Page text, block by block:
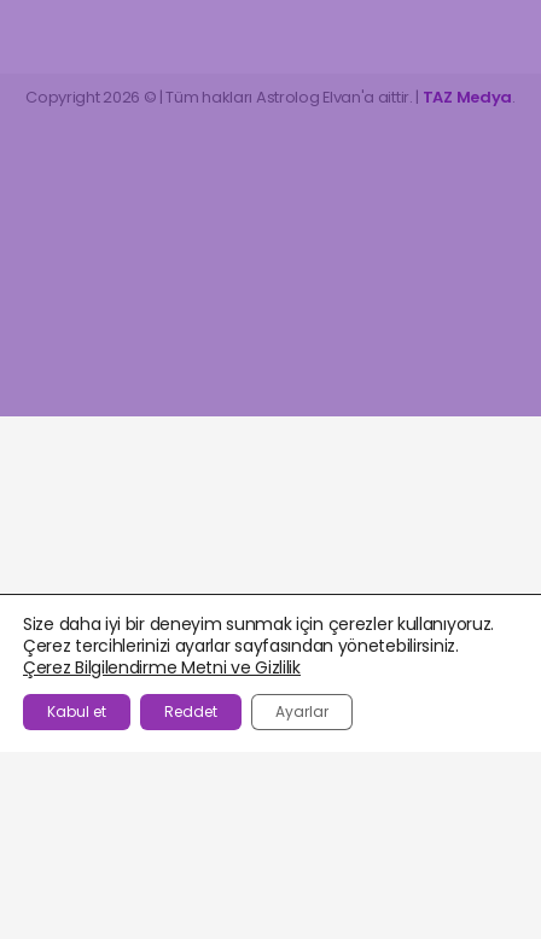
Copyright 2026 © | Tüm hakları Astrolog Elvan'a aittir. | TAZ Medya.
Size daha iyi bir deneyim sunmak için çerezler kullanıyoruz.
Çerez tercihlerinizi ayarlar sayfasından yönetebilirsiniz.
Çerez Bilgilendirme Metni ve Gizlilik
Kabul et Reddet Ayarlar
BEĞENILENLER AJANDA HESABIM